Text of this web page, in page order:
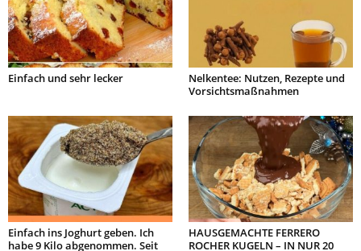
Einfach und sehr lecker
Nelkentee: Nutzen, Rezepte und
Vorsichtsmaßnahmen
Einfach ins Joghurt geben. Ich
habe 9 Kilo abgenommen. Seit
HAUSGEMACHTE FERRERO
ROCHER KUGELN – IN NUR 20